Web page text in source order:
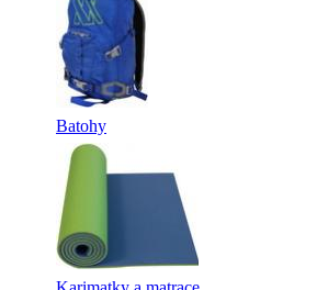
Batohy